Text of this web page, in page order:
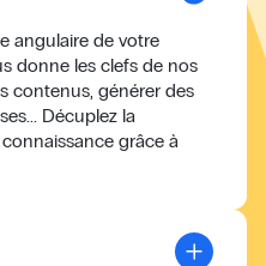
angulaire de votre
donne les clefs de nos
contenus, générer des
Décuplez la
grâce à